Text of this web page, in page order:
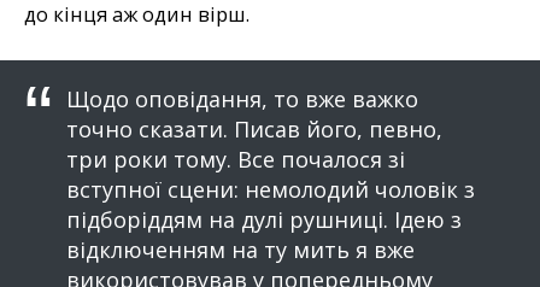
до кінця аж один вірш.
Щодо оповідання, то вже важко
точно сказати. Писав його, певно,
три роки тому. Все почалося зі
вступної сцени: немолодий чоловік з
підборіддям на дулі рушниці. Ідею з
відключенням на ту мить я вже
використовував у попередньому